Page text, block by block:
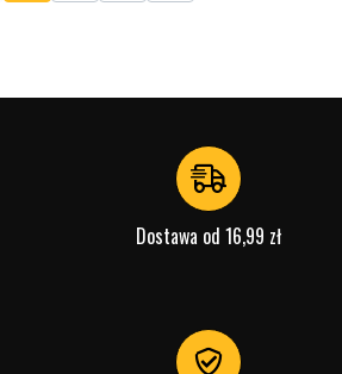
Dostawa od 16,99 zł